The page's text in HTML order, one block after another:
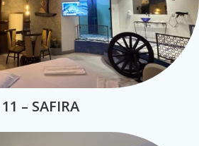
11 – SAFIRA